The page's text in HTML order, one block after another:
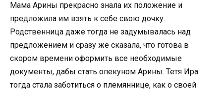
Мама Арины прекрасно знала их положение и
предложила им взять к себе свою дочку.
Родственница даже тогда не задумывалась над
предложением и сразу же сказала, что готова в
скором времени оформить все необходимые
документы, дабы стать опекуном Арины. Тетя Ира
тогда стала заботиться о племяннице, как о своей